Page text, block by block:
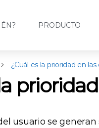
PRODUCTO
¿Cuál es la prioridad en
usuario se